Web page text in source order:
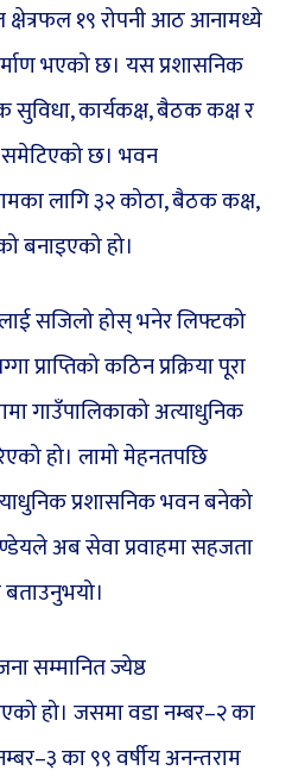
१९ रोपनी आठ आनामध्ये
भएको छ। यस प्रशासनिक
कार्यकक्ष, बैठक कक्ष र
समेटिएको छ। भवन
लागि ३२ कोठा, बैठक कक्ष,
बनाइएको हो।
सजिलो होस् भनेर लिफ्टको
प्राप्तिको कठिन प्रक्रिया पूरा
गाउँपालिकाको अत्याधुनिक
हो। लामो मेहनतपछि
प्रशासनिक भवन बनेको
अब सेवा प्रवाहमा सहजता
सम्मानित ज्येष्ठ
हो। जसमा वडा नम्बर–२ का
का ९९ वर्षीय अनन्तराम